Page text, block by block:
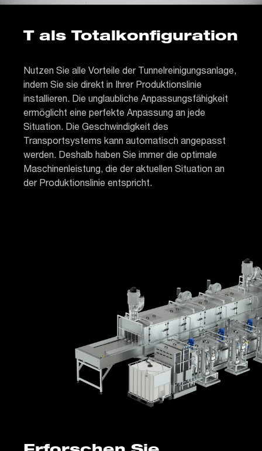
T als Totalkonfiguration
Nutzen Sie alle Vorteile der Tunnelreinigungsanlage,
indem Sie sie direkt in Ihrer Produktionslinie
installieren. Die unglaubliche Anpassungsfähigkeit
ermöglicht eine perfekte Anpassung an jede
Situation. Die Geschwindigkeit des
Transportsystems kann automatisch angepasst
werden. Deshalb haben Sie immer die optimale
Maschinenleistung, die der aktuellen Situation an
der Produktionslinie entspricht.